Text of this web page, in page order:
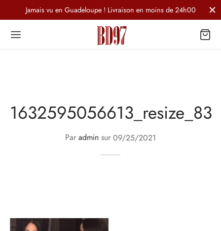
Jamais vu en Guadeloupe ! Livraison en moins de 24h00
1632595056613_resize_83
Par admin sur 09/25/2021